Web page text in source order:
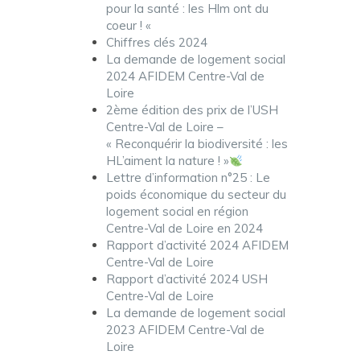
pour la santé : les Hlm ont du
coeur ! «
Chiffres clés 2024
La demande de logement social
2024 AFIDEM Centre-Val de
Loire
2ème édition des prix de l’USH
Centre-Val de Loire –
« Reconquérir la biodiversité : les
HL’aiment la nature ! »
Lettre d’information n°25 : Le
poids économique du secteur du
logement social en région
Centre-Val de Loire en 2024
Rapport d’activité 2024 AFIDEM
Centre-Val de Loire
Rapport d’activité 2024 USH
Centre-Val de Loire
La demande de logement social
2023 AFIDEM Centre-Val de
Loire